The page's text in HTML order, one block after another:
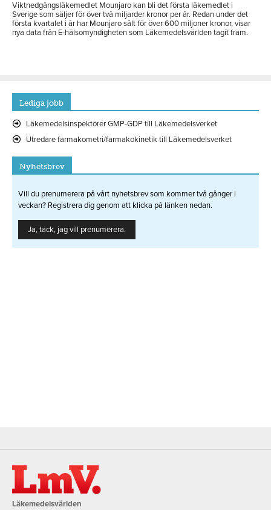
Viktnedgångsläkemedlet Mounjaro kan bli det första läkemedlet i
Sverige som säljer för över två miljarder kronor per år. Redan under det
första kvartalet i år har Mounjaro sålt för över 600 miljoner kronor, visar
nya data från E-hälsomyndigheten som Läkemedelsvärlden tagit fram.
Lediga jobb
Läkemedelsinspektörer GMP-GDP till Läkemedelsverket
Utredare farmakometri/farmakokinetik till Läkemedelsverket
Nyhetsbrev
Vill du prenumerera på vårt nyhetsbrev som kommer två gånger i
veckan? Registrera dig genom att klicka på länken nedan.
Ja, tack, jag vill prenumerera.
Läkemedelsvärlden